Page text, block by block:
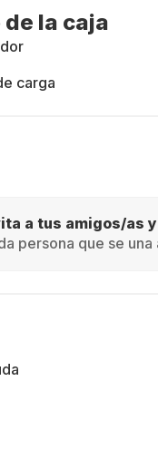
de la caja
carga
a tus amigos/as
persona que se